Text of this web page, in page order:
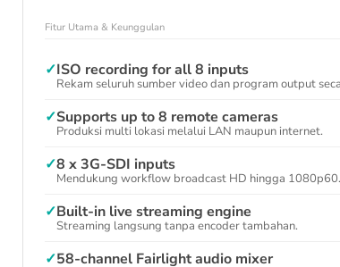
Fitur Utama & Keunggulan
✓ISO recording for all 8 inputs
Rekam seluruh sumber video dan program output
✓Supports up to 8 remote cameras
Produksi multi lokasi melalui LAN maupun internet.
✓8 x 3G-SDI inputs
Mendukung workflow broadcast HD hingga 1080p60.
✓Built-in live streaming engine
Streaming langsung tanpa encoder tambahan.
✓58-channel Fairlight audio mixer